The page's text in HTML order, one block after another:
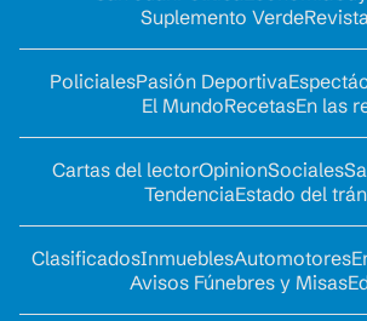
Suplemento Verde
PolicialesPasión Deportiva
El MundoRecetasEn las
Cartas del lectorOpinionSociales
TendenciaEstado del
ClasificadosInmueblesAutomotores
Avisos Fúnebres y Misas